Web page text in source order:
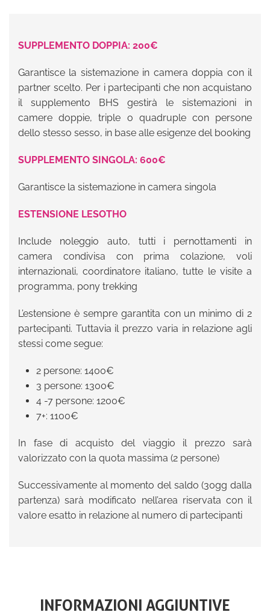
SUPPLEMENTO DOPPIA: 200€
Garantisce la sistemazione in camera doppia con il
partner scelto. Per i partecipanti che non acquistano
il supplemento BHS gestirà le sistemazioni in
camere doppie, triple o quadruple con persone
dello stesso sesso, in base alle esigenze del booking
SUPPLEMENTO SINGOLA: 600€
Garantisce la sistemazione in camera singola
ESTENSIONE LESOTHO
Include noleggio auto, tutti i pernottamenti in
camera condivisa con prima colazione, voli
internazionali, coordinatore italiano, tutte le visite a
programma, pony trekking
L’estensione è sempre garantita con un minimo di 2
partecipanti. Tuttavia il prezzo varia in relazione agli
stessi come segue:
2 persone: 1400€
3 persone: 1300€
4 -7 persone: 1200€
7+: 1100€
In fase di acquisto del viaggio il prezzo sarà
valorizzato con la quota massima (2 persone)
Successivamente al momento del saldo (30gg dalla
partenza) sarà modificato nell’area riservata con il
valore esatto in relazione al numero di partecipanti
INFORMAZIONI AGGIUNTIVE